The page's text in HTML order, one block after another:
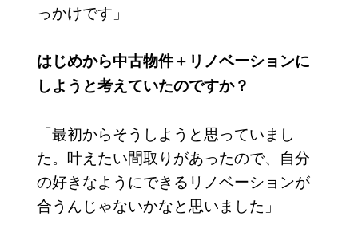
っかけです」
はじめから中古物件＋リノベーションに
しようと考えていたのですか？
「最初からそうしようと思っていまし
た。叶えたい間取りがあったので、自分
の好きなようにできるリノベーションが
合うんじゃないかなと思いました」